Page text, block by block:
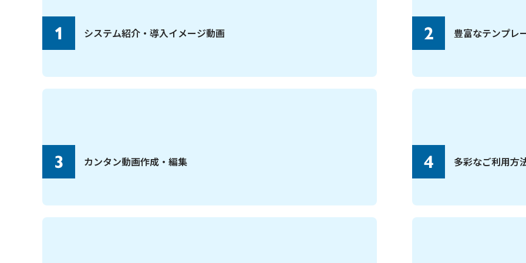
1 システム紹介・導入イメージ動画 2 豊富なテンプレ
3 カンタン動画作成・編集 4 多彩なご利用方